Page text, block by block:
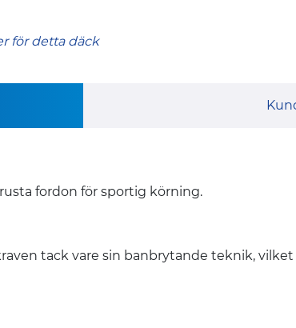
för detta däck
fordon för sportig körning.
tack vare sin banbrytande teknik,